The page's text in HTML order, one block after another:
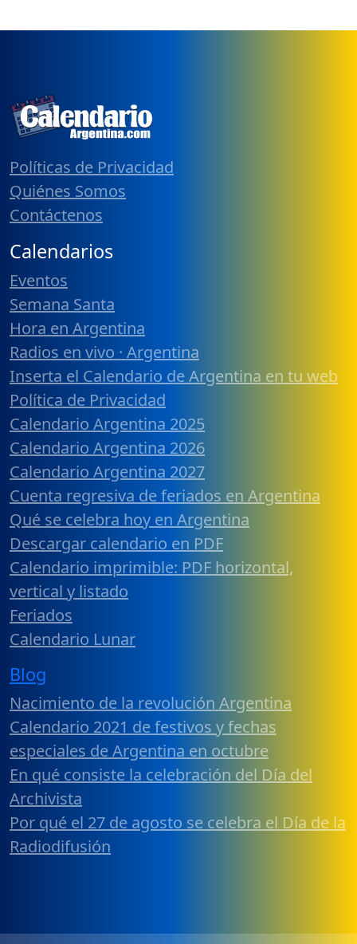
Políticas de Privacidad
Quiénes Somos
Contáctenos
Calendarios
Eventos
Semana Santa
Hora en Argentina
Radios en vivo · Argentina
Inserta el Calendario de Argentina en tu web
Política de Privacidad
Calendario Argentina 2025
Calendario Argentina 2026
Calendario Argentina 2027
Cuenta regresiva de feriados en Argentina
Qué se celebra hoy en Argentina
Descargar calendario en PDF
Calendario imprimible: PDF horizontal,
vertical y listado
Feriados
Calendario Lunar
Blog
Nacimiento de la revolución Argentina
Calendario 2021 de festivos y fechas
especiales de Argentina en octubre
En qué consiste la celebración del Día del
Archivista
Por qué el 27 de agosto se celebra el Día de la
Radiodifusión